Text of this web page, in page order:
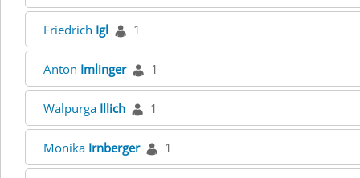
Friedrich Igl 1
Anton Imlinger 1
Walpurga Illich 1
Monika Irnberger 1